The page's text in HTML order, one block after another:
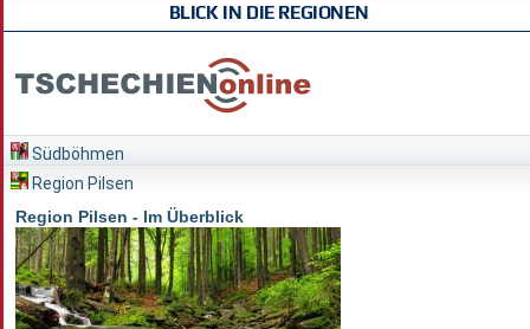
BLICK IN DIE REGIONEN
Südböhmen
Region Pilsen
Region Pilsen - Im Überblick